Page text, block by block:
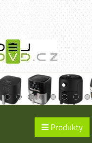
Produkty